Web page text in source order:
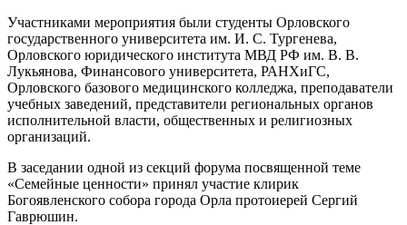
Участниками мероприятия были студенты Орловского
государственного университета им. И. С. Тургенева,
Орловского юридического института МВД РФ им. В. В.
Лукьянова, Финансового университета, РАНХиГС,
Орловского базового медицинского колледжа, преподаватели
учебных заведений, представители региональных органов
исполнительной власти, общественных и религиозных
организаций.
В заседании одной из секций форума посвященной теме
«Семейные ценности» принял участие клирик
Богоявленского собора города Орла протоиерей Сергий
Гаврюшин.